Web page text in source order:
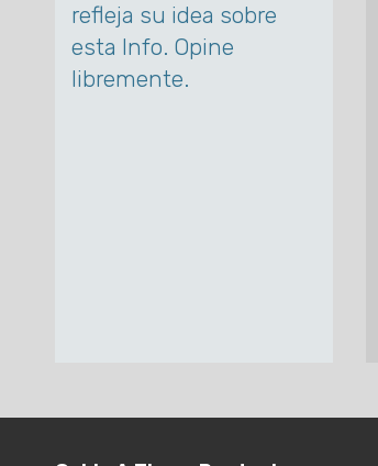
refleja su idea sobre
esta Info. Opine
libremente.